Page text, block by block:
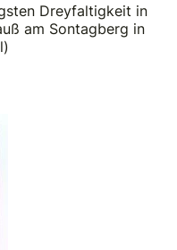
Dreyfaltigkeit in
am Sontagberg in